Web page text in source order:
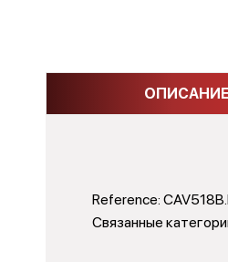
ОПИСАНИЕ
Reference:
Связанные